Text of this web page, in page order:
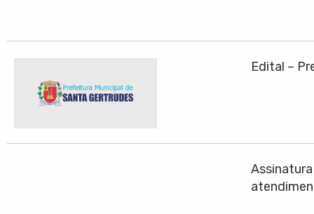
Edital –